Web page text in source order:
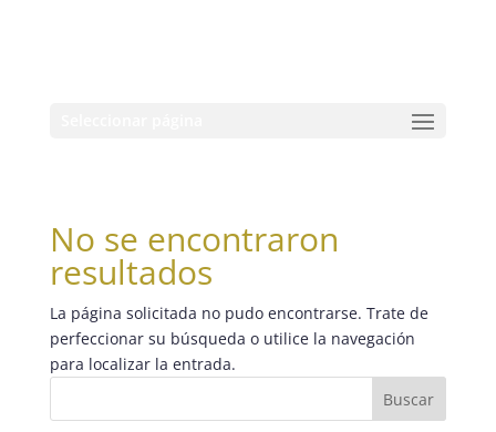
No se encontraron
resultados
La página solicitada no pudo encontrarse. Trate de
perfeccionar su búsqueda o utilice la navegación
para localizar la entrada.